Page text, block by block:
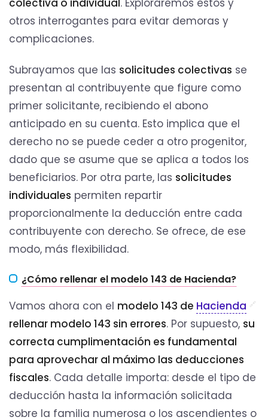
colectiva o individual. Exploraremos estos y
otros interrogantes para evitar demoras y
complicaciones.
Subrayamos que las solicitudes colectivas se
presentan al contribuyente que figure como
primer solicitante, recibiendo el abono
anticipado en su cuenta. Esto implica que el
derecho no se puede ceder a otro progenitor,
dado que se asume que se aplica a todos los
beneficiarios. Por otra parte, las solicitudes
individuales permiten repartir
proporcionalmente la deducción entre cada
contribuyente con derecho. Se ofrece, de ese
modo, más flexibilidad.
¿Cómo rellenar el modelo 143 de Hacienda?
Vamos ahora con el modelo 143 de Hacienda
rellenar modelo 143 sin errores. Por supuesto, su
correcta cumplimentación es fundamental
para aprovechar al máximo las deducciones
fiscales. Cada detalle importa: desde el tipo de
deducción hasta la información solicitada
sobre la familia numerosa o los ascendientes o